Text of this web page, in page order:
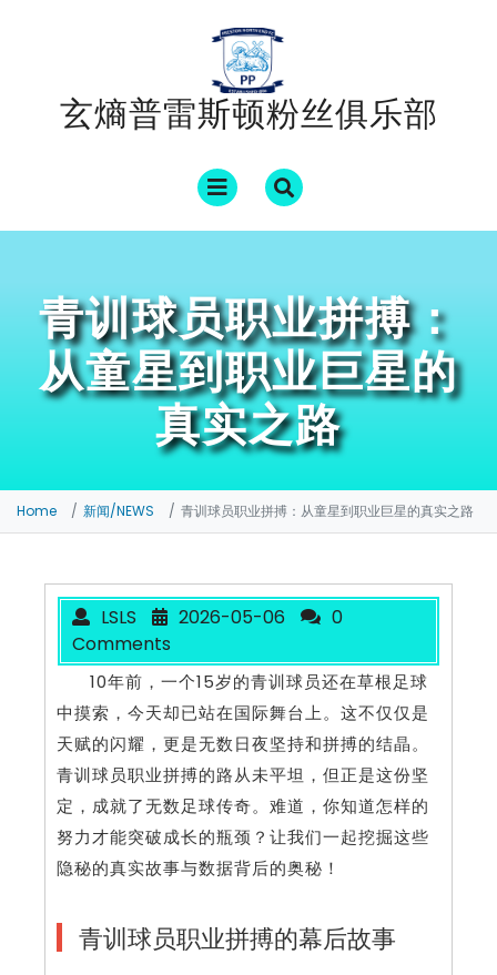
玄熵普雷斯顿粉丝俱乐部
Open
Menu
青训球员职业拼搏：
从童星到职业巨星的
真实之路
Home 新闻/NEWS 青训球员职业拼搏：从童星到职业巨星的真实之路
LSLS 2026-05-06
0
Comments
10年前，一个15岁的青训球员还在草根足球
中摸索，今天却已站在国际舞台上。这不仅仅是
天赋的闪耀，更是无数日夜坚持和拼搏的结晶。
青训球员职业拼搏的路从未平坦，但正是这份坚
定，成就了无数足球传奇。难道，你知道怎样的
努力才能突破成长的瓶颈？让我们一起挖掘这些
隐秘的真实故事与数据背后的奥秘！
青训球员职业拼搏的幕后故事